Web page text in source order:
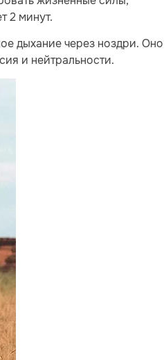
2 минут.
дыхание через ноздри. Оно
и нейтральности.